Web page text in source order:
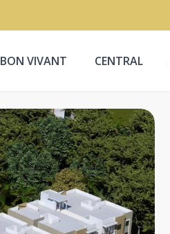
BON VIVANT CENTRAL